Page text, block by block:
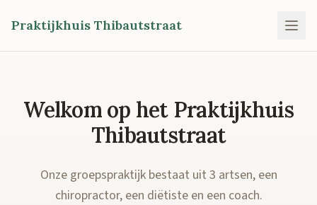
Praktijkhuis Thibautstraat
Welkom op het Praktijkhuis
Thibautstraat
Onze groepspraktijk bestaat uit 3 artsen, een
chiropractor, een diëtiste en een coach.